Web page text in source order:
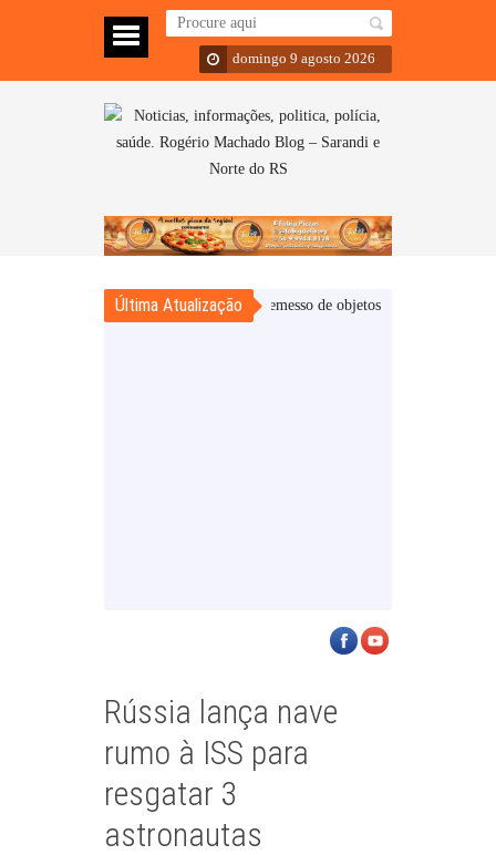
domingo 9 agosto 2026
Última Atualização
é apreendido por arremesso de objetos para presídio
Rússia lança nave
rumo à ISS para
resgatar 3
astronautas